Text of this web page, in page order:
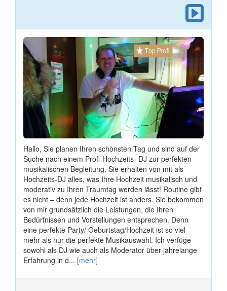
Hallo, Sie planen Ihren schönsten Tag und sind auf der
Suche nach einem Profi-Hochzeits- DJ zur perfekten
musikalischen Begleitung. Sie erhalten von mit als
Hochzeits-DJ alles, was Ihre Hochzeit musikalisch und
moderativ zu Ihren Traumtag werden lässt! Routine gibt
es nicht – denn jede Hochzeit ist anders. Sie bekommen
von mir grundsätzlich die Leistungen, die Ihren
Bedürfnissen und Vorstellungen entsprechen. Denn
eine perfekte Party/ Geburtstag/Hochzeit ist so viel
mehr als nur die perfekte Musikauswahl. Ich verfüge
sowohl als DJ wie auch als Moderator über jahrelange
Erfahrung in d... [mehr]